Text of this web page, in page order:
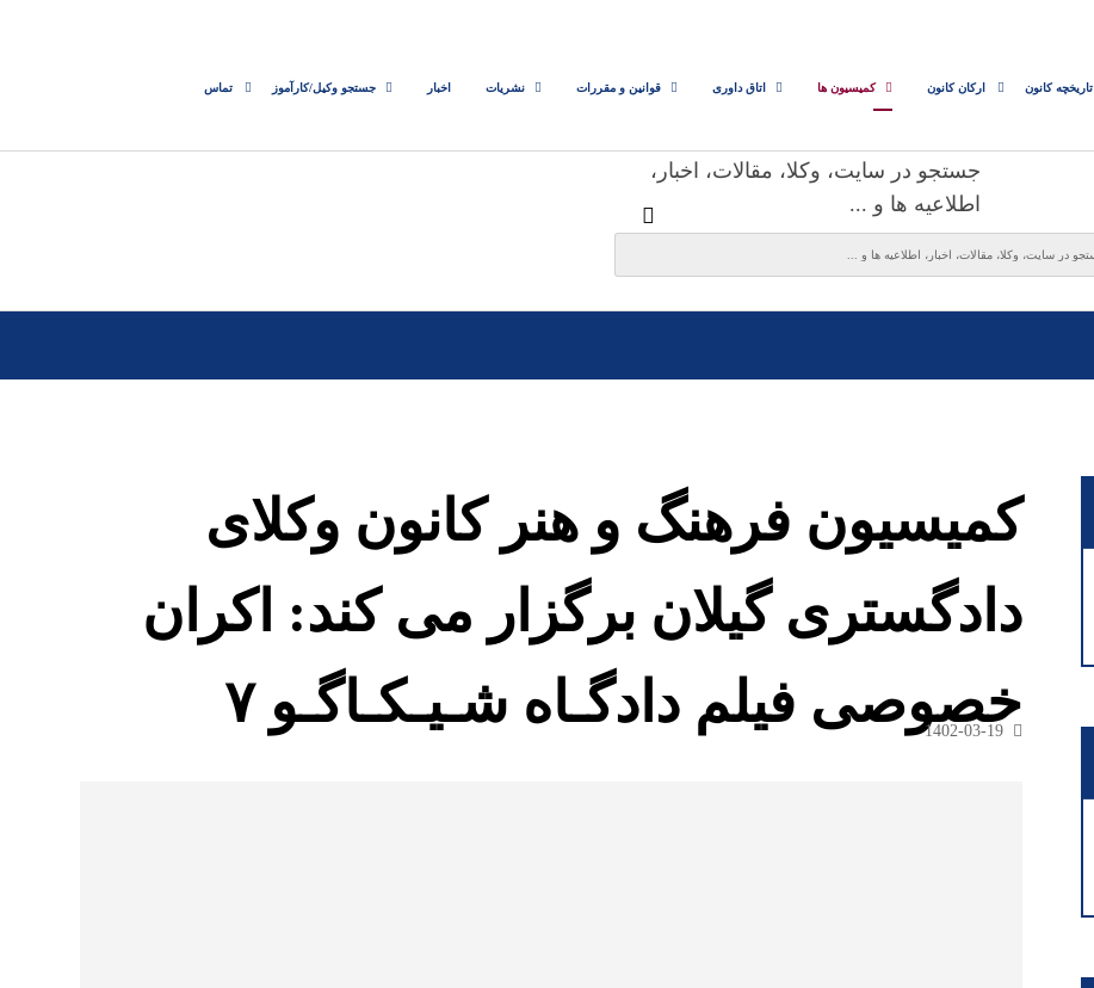
تاریخچه کانون ارکان کانون کمیسیون ها اتاق داوری قوانین و مقررات نشریات اخبار جستجو وکیل/کارآموز تماس
جستجو در سایت، وکلا، مقالات، اخبار،
اطلاعیه ها و ...
کمیسیون فرهنگ و هنر کانون وکلای
دادگستری گیلان برگزار می کند: اکران
خصوصی فیلم دادگـاه شـیـکـاگـو ۷
1402-03-19